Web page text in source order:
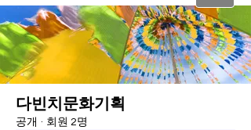
다빈치문화기획
공개 · 회원 2명